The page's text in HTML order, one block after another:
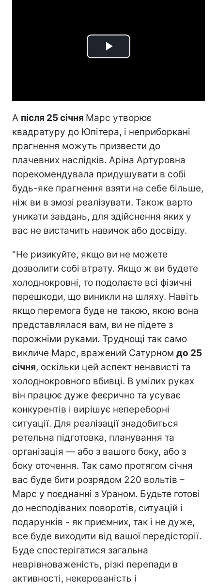
Play
А після 25 січня Марс утворює
квадратуру до Юпітера, і неприборкані
прагнення можуть призвести до
плачевних наслідків. Аріна Артуровна
порекомендувала придушувати в собі
будь-яке прагнення взяти на себе більше,
ніж ви в змозі реалізувати. Також варто
уникати завдань, для здійснення яких у
вас не вистачить навичок або досвіду.
"Не ризикуйте, якщо ви не можете
дозволити собі втрату. Якщо ж ви будете
холоднокровні, то подолаєте всі фізичні
перешкоди, що виникли на шляху. Навіть
якщо перемога буде не такою, якою вона
представлялася вам, ви не підете з
порожніми руками. Труднощі так само
викличе Марс, вражений Сатурном до 25
січня, оскільки цей аспект ненависті та
холоднокровного вбивці. В умілих руках
він працює дуже феєрично та усуває
конкурентів і вирішує непереборні
ситуації. Для реалізації знадобиться
ретельна підготовка, планування та
організація — або з вашого боку, або з
боку оточення. Так само протягом січня
вас буде бити розрядом 220 вольтів –
Марс у поєднанні з Ураном. Будьте готові
до несподіваних поворотів, ситуацій і
подарунків - як приємних, так і не дуже,
все буде виходити від вашої передісторії.
Буде спостерігатися загальна
неврівноваженість, різкі перепади в
активності, некерованість і